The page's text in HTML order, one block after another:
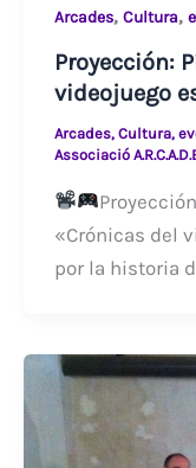
Arcades, Cultura,
Proyección:
videojuego
Arcades, Cultura,
Associació
«Crónicas del
por la historia